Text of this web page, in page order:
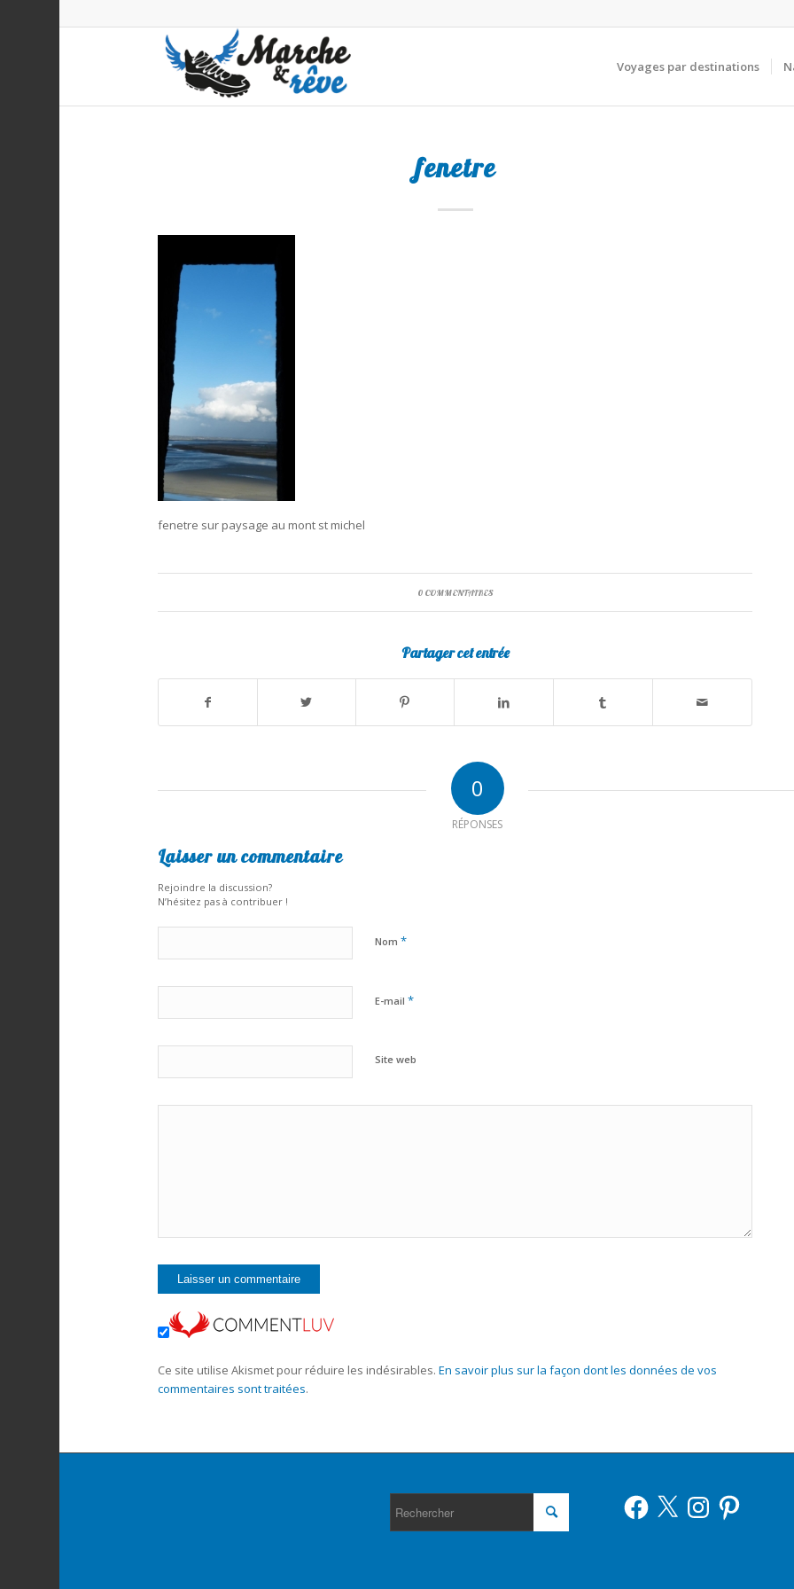
Voyages par destinations
fenetre
fenetre sur paysage au mont st michel
0 COMMENTAIRES
Partager cet entrée
0
RÉPONSES
Laisser un commentaire
Rejoindre la discussion?
N’hésitez pas à contribuer !
Nom *
E-mail *
Site web
Ce site utilise Akismet pour réduire les indésirables. En savoir plus sur la façon dont les données de vos
commentaires sont traitées.
Facebook
X InstagramPinterest